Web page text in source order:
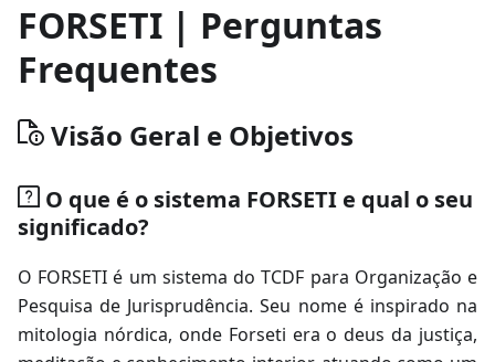
FORSETI | Perguntas
Frequentes
Visão Geral e Objetivos
O que é o sistema FORSETI e qual o seu
significado?
O FORSETI é um sistema do TCDF para Organização e
Pesquisa de Jurisprudência. Seu nome é inspirado na
mitologia nórdica, onde Forseti era o deus da justiça,